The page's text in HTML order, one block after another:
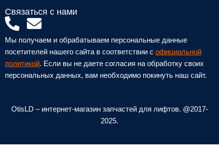
Связаться с нами
P
h
o
n
e
a
t
E
n
v
e
l
p
Мы получаем и обрабатываем персональные данные
посетителей нашего сайта в соответствии с официальной
политикой. Если вы не даете согласия на обработку своих
персональных данных, вам необходимо покинуть наш сайт.
OtisLD – интернет-магазин запчастей для лифтов. @2017-
2025.